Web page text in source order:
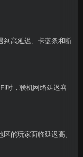
到高延迟、卡蓝条和断
时，联机网络延迟容
的玩家面临延迟高、